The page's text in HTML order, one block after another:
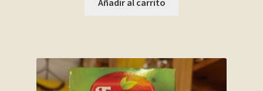
Añadir al carrito